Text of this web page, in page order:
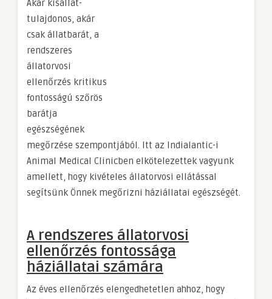
Akár kisállat-
tulajdonos, akár
csak állatbarát, a
rendszeres
állatorvosi
ellenőrzés kritikus
fontosságú szőrös
barátja
egészségének
megőrzése szempontjából. Itt az Indialantic-i
Animal Medical Clinicben elkötelezettek vagyunk
amellett, hogy kivételes állatorvosi ellátással
segítsünk Önnek megőrizni háziállatai egészségét.
A rendszeres állatorvosi
ellenőrzés fontossága
háziállatai számára
Az éves ellenőrzés elengedhetetlen ahhoz, hogy